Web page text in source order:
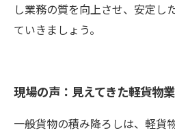
し業務の質を向上させ、安定し
ていきましょう。
現場の声：見えてきた軽貨物
一般貨物の積み降ろしは、軽貨